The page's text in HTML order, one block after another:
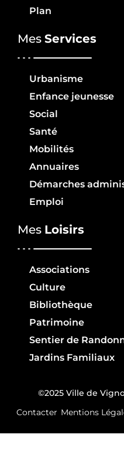
Plan
Mes Services
Urbanisme
Enfance jeunesse
Social
Santé
Mobilités
Annuaires
Démarches
Emploi
Mes Loisirs
Associations
Culture
Bibliothèque
Patrimoine
Sentier de
Jardins Familiaux
©2025 Ville de
Contacter Mentions